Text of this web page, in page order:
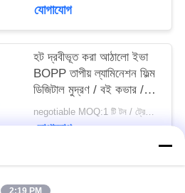
যোগাযোগ
হট দ্রবীভূত করা আঠালো ইভা
BOPP তাপীয় ল্যামিনেশন ফিল্ম
ডিজিটাল মুদ্রণ / বই কভার /
উপহার বক্স জন্য
negotiable MOQ:1 টি টন / ট্রেইলের অর্ডার আলোচনা সাপেক্ষ
যোগাযোগ
2:19 PM